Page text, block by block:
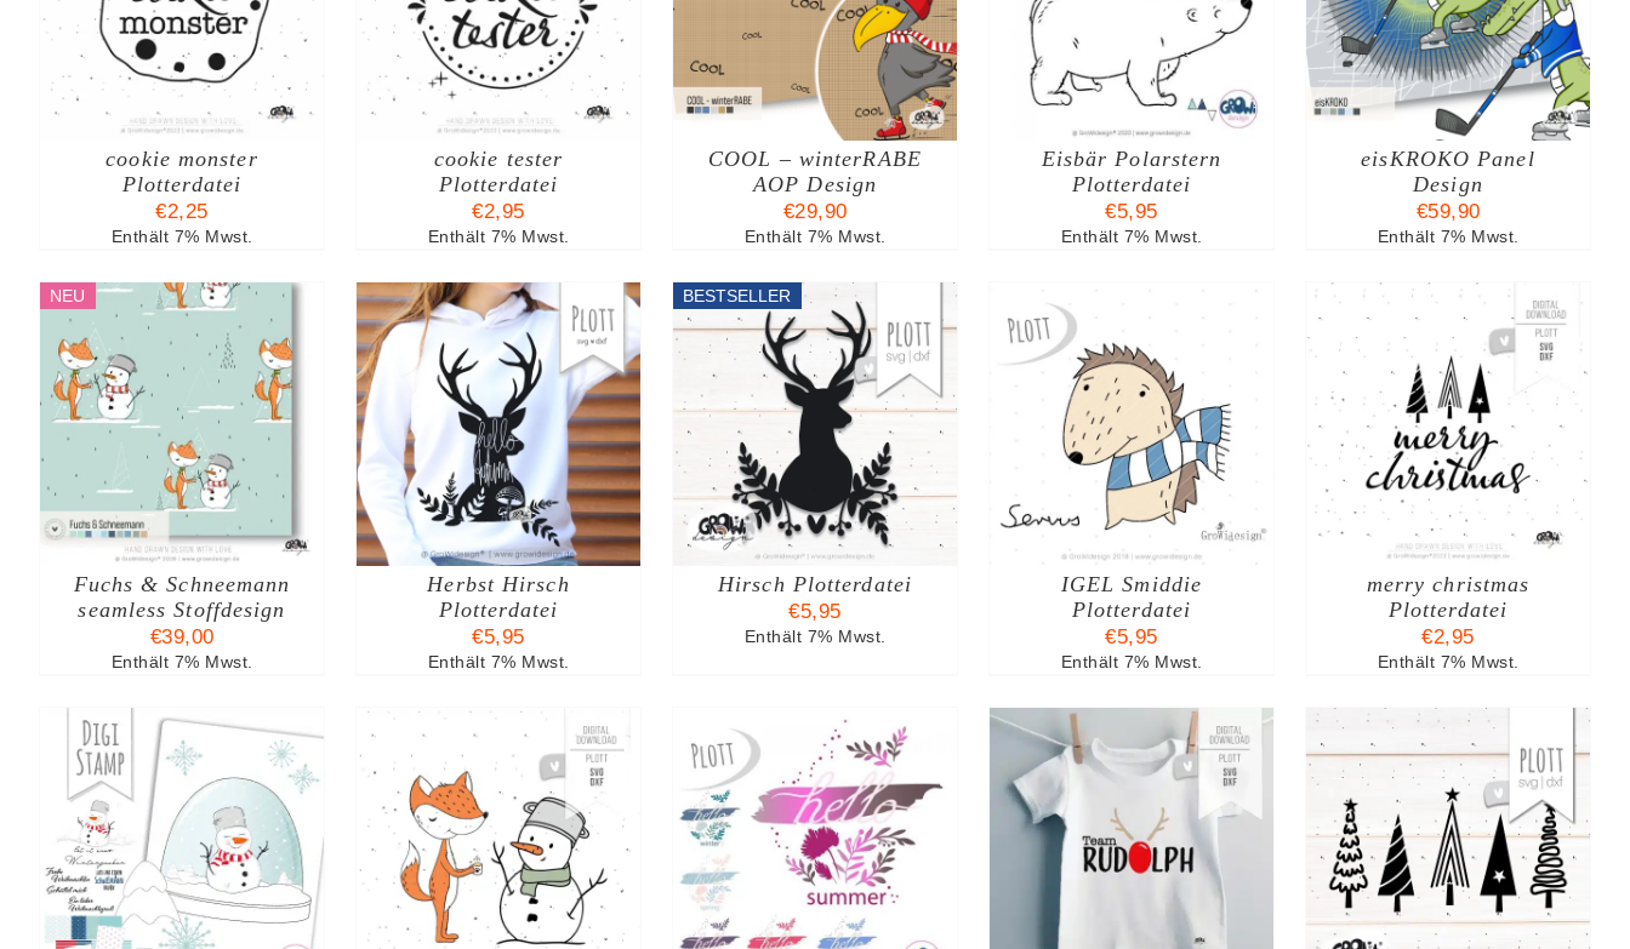
cookie monster
Plotterdatei
€2,25
Enthält 7% Mwst.
/
DETAILS
cookie tester
Plotterdatei
€2,95
Enthält 7% Mwst.
WÄHLEN DIESES
PRODUKT
WEIST
MEHRERE
VARIANTEN
AUF.
DIE
OPTIONEN
KÖNNEN
AUF
PRODUKTSEITE
GEWÄHLT
WERDEN
/ DETAILS
COOL – winterRABE
AOP Design
€29,90
Enthält 7% Mwst.
/
DETAILS
Eisbär Polarstern
Plotterdatei
€5,95
Enthält 7% Mwst.
DIESES
PRODUKT
WEIST
MEHRERE
VARIANTEN
AUF.
DIE
OPTIONEN
KÖNNEN
AUF
DETAILS
eisKROKO Panel
Design
€59,90
Enthält 7% Mwst.
NEU
Fuchs & Schneemann
seamless Stoffdesign
€39,00
Enthält 7% Mwst.
IN DEN WARENKORB
/
DETAILS
Herbst Hirsch
Plotterdatei
€5,95
Enthält 7% Mwst.
BESTSELLER
IN DEN WARENKORB
/
DETAILS
Hirsch Plotterdatei
€5,95
Enthält 7% Mwst.
IN DEN WARENKORB
DETAILS
IGEL Smiddie
Plotterdatei
€5,95
Enthält 7% Mwst.
IN DEN WARENKORB
DETAILS
merry christmas
Plotterdatei
€2,95
Enthält 7% Mwst.
IN DEN WARENKORB
/
DETAILS
IN DEN WARENKORB
DETAILS
IN DEN WARENKORB
/
DETAILS
IN DEN WARENKORB
/
DETAILS